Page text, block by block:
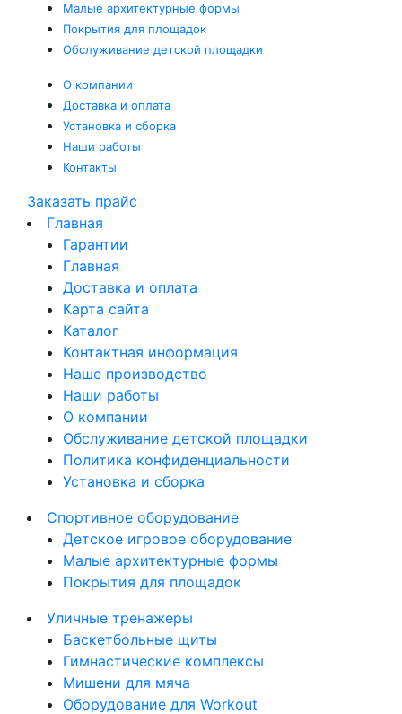
Малые архитектурные формы
Покрытия для площадок
Обслуживание детской площадки
О компании
Доставка и оплата
Установка и сборка
Наши работы
Контакты
Заказать прайс
Главная
Гарантии
Главная
Доставка и оплата
Карта сайта
Каталог
Контактная информация
Наше производство
Наши работы
О компании
Обслуживание детской площадки
Политика конфиденциальности
Установка и сборка
Спортивное оборудование
Детское игровое оборудование
Малые архитектурные формы
Покрытия для площадок
Уличные тренажеры
Баскетбольные щиты
Гимнастические комплексы
Мишени для мяча
Оборудование для Workout